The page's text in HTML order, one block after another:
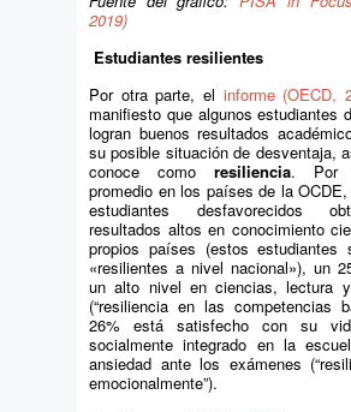
2019)
Estudiantes resilientes
Por otra parte, el informe (OECD,
manifiesto que algunos estudiantes
logran buenos resultados
su posible situación de desventaja,
conoce como resiliencia. Por
promedio en los países de la
estudiantes desfavorecidos
resultados altos en conocimiento
propios países (estos estudiantes
«resilientes a nivel nacional»), un
un alto nivel en ciencias, lectura
(“resiliencia en las competencias
26% está satisfecho con su
socialmente integrado en la
ansiedad ante los exámenes
emocionalmente”).